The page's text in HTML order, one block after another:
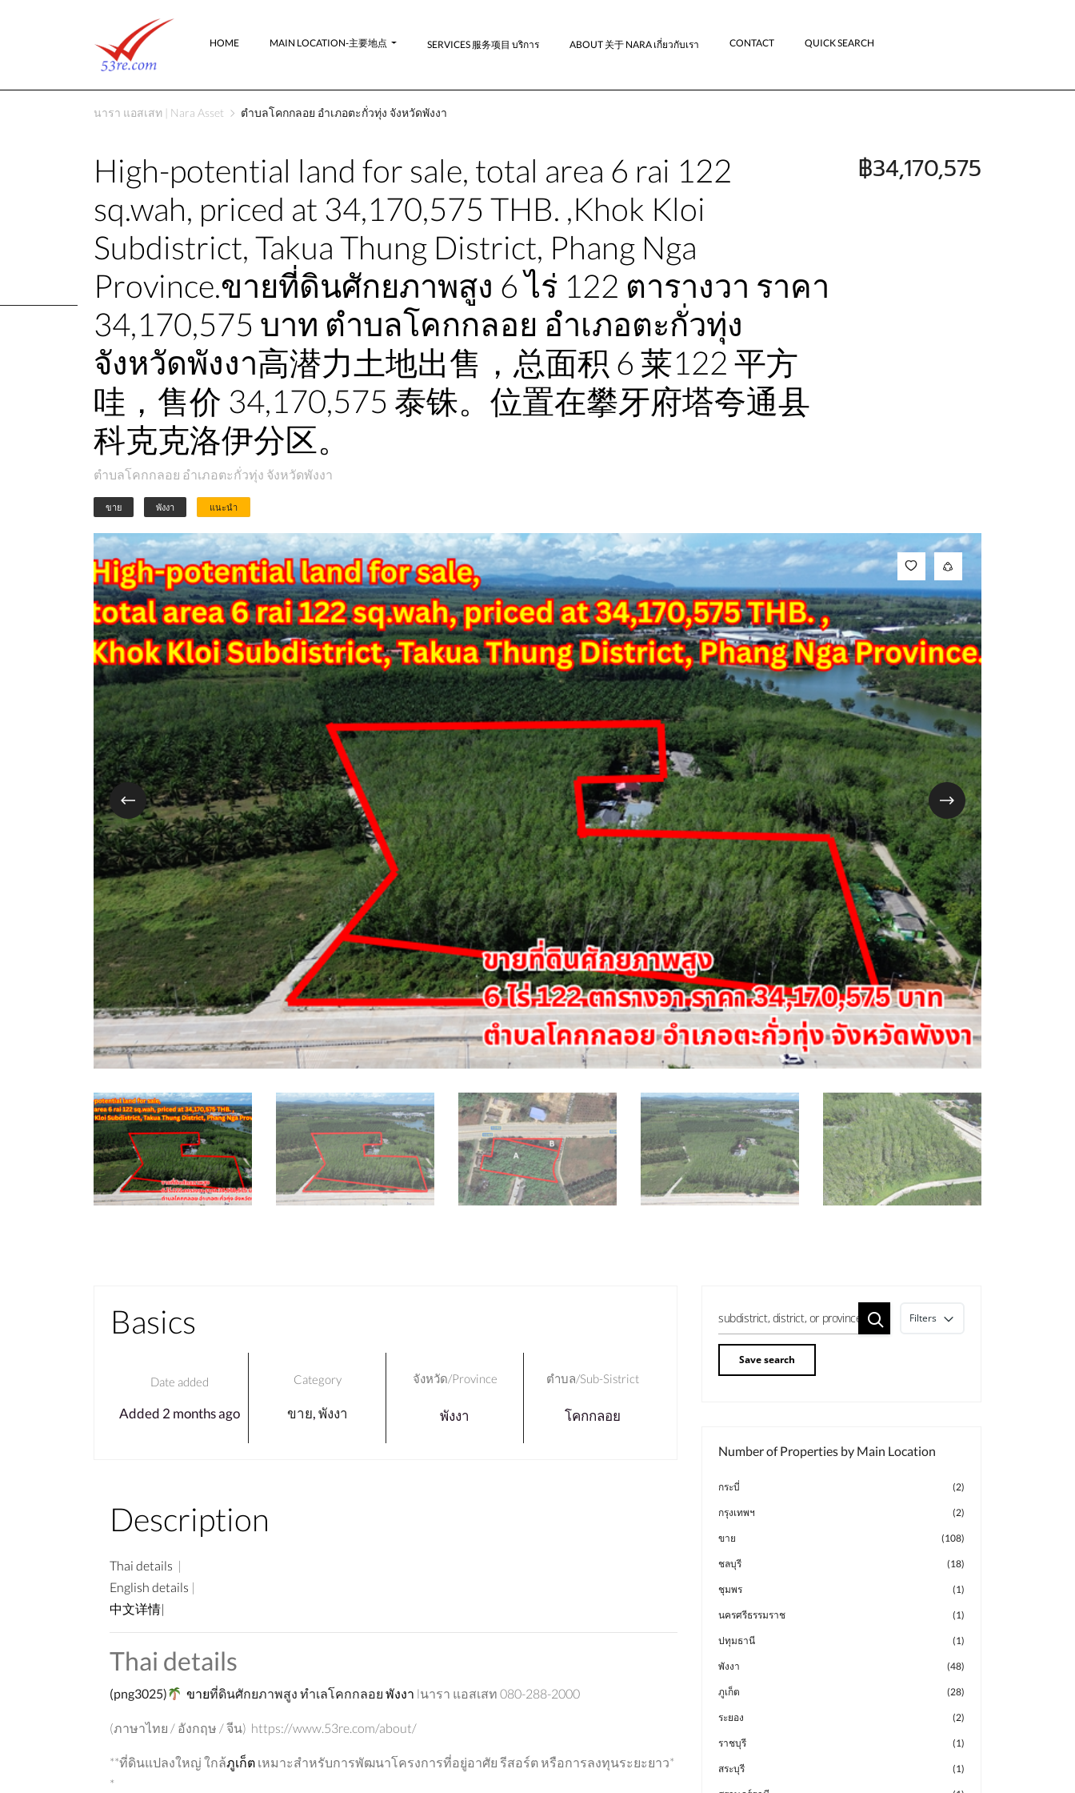
HOME MAIN LOCATION-主要地点 SERVICES 服务项目 บริการ ABOUT 关于 NARA เกี่ยวกับเรา CONTACT QUICK SEARCH
นารา แอสเสท | Nara Asset ตำบลโคกกลอย อำเภอตะกั่วทุ่ง จังหวัดพังงา
High-potential land for sale, total area 6 rai 122
sq.wah, priced at 34,170,575 THB. ,Khok Kloi
Subdistrict, Takua Thung District, Phang Nga
Province.ขายที่ดินศักยภาพสูง 6 ไร่ 122 ตารางวา ราคา
34,170,575 บาท ตำบลโคกกลอย อำเภอตะกั่วทุ่ง
จังหวัดพังงา高潜力土地出售，总面积 6 莱122 平方
哇，售价 34,170,575 泰铢。位置在攀牙府塔夸通县
科克克洛伊分区。
ตำบลโคกกลอย อำเภอตะกั่วทุ่ง จังหวัดพังงา
฿34,170,575
ขาย พังงา แนะนำ
Basics
Date added
Added 2 months ago
Category
ขาย,พังงา
จังหวัด/Province
พังงา
ตำบล/Sub-Sistrict
โคกกลอย
Description
Thai details |
English details |
中文详情|
Thai details
(png3025) ขายที่ดินศักยภาพสูง ทำเลโคกกลอย พังงา lนารา แอสเสท 080-288-2000
(ภาษาไทย / อังกฤษ / จีน) https://www.53re.com/about/
**ที่ดินแปลงใหญ่ ใกล้ภูเก็ต เหมาะสำหรับการพัฒนาโครงการที่อยู่อาศัย รีสอร์ต หรือการลงทุนระยะยาว*
*
Filters
Save search
Number of Properties by Main Location
กระบี่ (2)
กรุงเทพฯ (2)
ขาย (108)
ชลบุรี (18)
ชุมพร (1)
นครศรีธรรมราช (1)
ปทุมธานี (1)
พังงา (48)
ภูเก็ต (28)
ระยอง (2)
ราชบุรี (1)
สระบุรี (1)